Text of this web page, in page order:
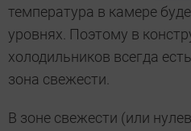
температура в камере
уровнях. Поэтому в
холодильников всегда
зона свежести.
В зоне свежести (или